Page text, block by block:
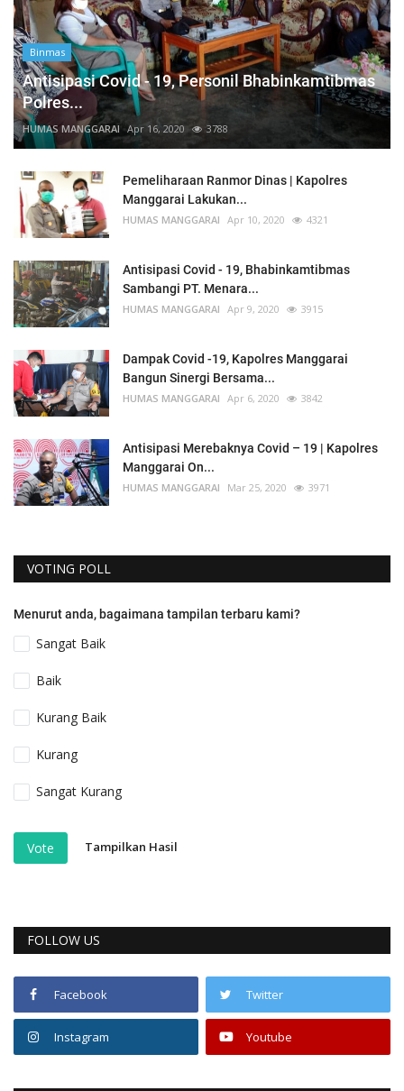
Binmas
Antisipasi Covid - 19, Personil Bhabinkamtibmas
Polres...
HUMAS MANGGARAI Apr 16, 2020 3788
Pemeliharaan Ranmor Dinas | Kapolres
Manggarai Lakukan...
HUMAS MANGGARAI Apr 10, 2020 4321
Antisipasi Covid - 19, Bhabinkamtibmas
Sambangi PT. Menara...
HUMAS MANGGARAI Apr 9, 2020 3915
Dampak Covid -19, Kapolres Manggarai
Bangun Sinergi Bersama...
HUMAS MANGGARAI Apr 6, 2020 3842
Antisipasi Merebaknya Covid – 19 | Kapolres
Manggarai On...
HUMAS MANGGARAI Mar 25, 2020 3971
VOTING POLL
Menurut anda, bagaimana tampilan terbaru kami?
Sangat Baik
Baik
Kurang Baik
Kurang
Sangat Kurang
Vote Tampilkan Hasil
FOLLOW US
Facebook Twitter
Instagram Youtube